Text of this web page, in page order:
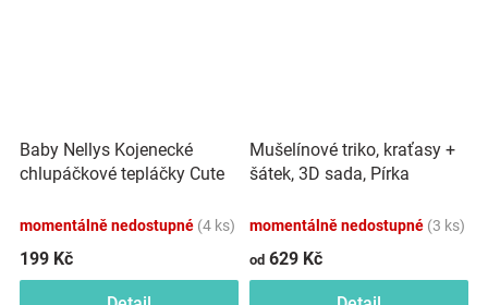
Baby Nellys Kojenecké
chlupáčkové tepláčky Cute
momentálně nedostupné (4 ks)
199 Kč
Mušelínové triko, kraťasy +
šátek, 3D sada, Pírka
momentálně nedostupné (3 ks)
od 629 Kč